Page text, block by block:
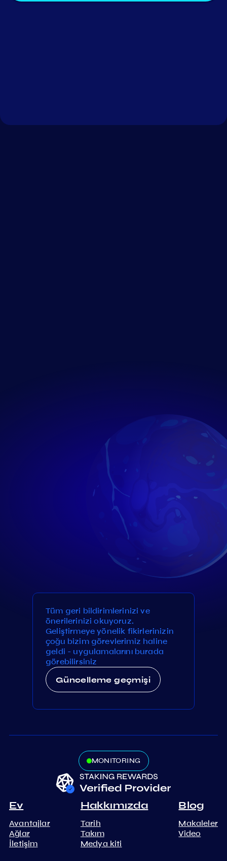
Tüm geri bildirimlerinizi ve
önerilerinizi okuyoruz.
Geliştirmeye yönelik fikirlerinizin
çoğu bizim görevlerimiz haline
geldi - uygulamalarını burada
görebilirsiniz
Güncelleme geçmişi
MONITORING
Ev
Avantajlar
Ağlar
İletişim
Hakkımızda
Tarih
Takım
Medya kiti
Blog
Makaleler
Video